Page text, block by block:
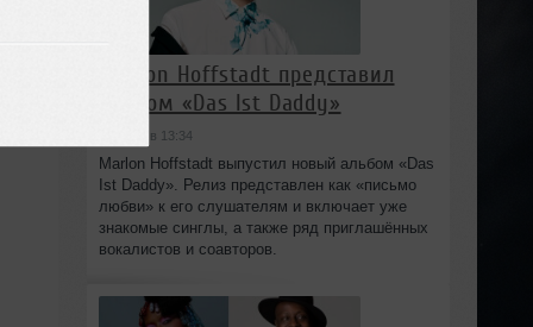
Marlon Hoffstadt представил
альбом «Das Ist Daddy»
сегодня в 13:34
Marlon Hoffstadt выпустил новый альбом «Das
Ist Daddy». Релиз представлен как «письмо
любви» к его слушателям и включает уже
знакомые синглы, а также ряд приглашённых
вокалистов и соавторов.